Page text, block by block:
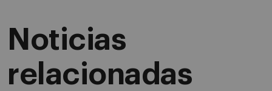
Noticias
relacionadas